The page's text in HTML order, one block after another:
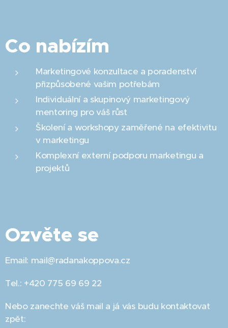
Co nabízím
Marketingové konzultace a poradenství
přizpůsobené vašim potřebám
Individuální a skupinový marketingový
mentoring pro váš růst
Školení a workshopy zaměřené na efektivitu
v marketingu
Komplexní externí podporu marketingu a
projektů
Ozvěte se
Email: mail@radanakoppova.cz
Tel.: +420 775 69 69 22
Nebo zanechte váš mail a já vás budu kontaktovat
zpět: